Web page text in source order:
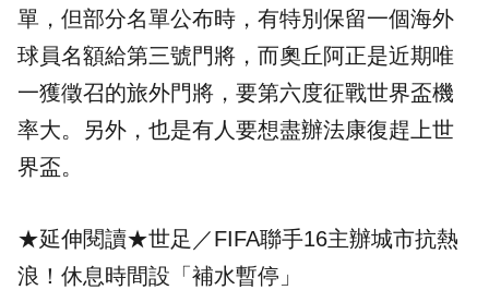
單，但部分名單公布時，有特別保留一個海外
球員名額給第三號門將，而奧丘阿正是近期唯
一獲徵召的旅外門將，要第六度征戰世界盃機
率大。另外，也是有人要想盡辦法康復趕上世
界盃。
★延伸閱讀★世足／FIFA聯手16主辦城市抗熱
浪！休息時間設「補水暫停」